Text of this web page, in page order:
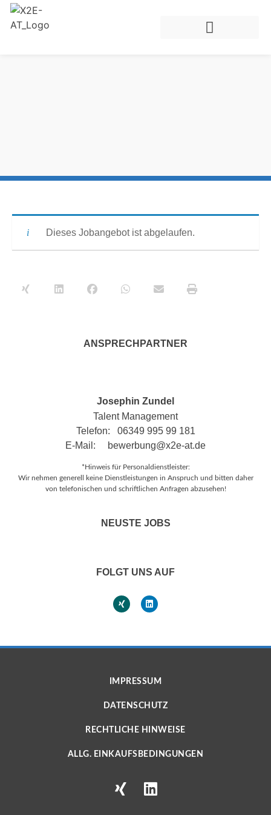
Dieses Jobangebot ist abgelaufen.
ANSPRECHPARTNER
Josephin Zundel
Talent Management
Telefon: 06349 995 99 181
E-Mail:
bewerbung@x2e-at.de
*Hinweis für Personaldienstleister:
Wir nehmen generell keine Dienstleistungen in Anspruch und bitten daher
von telefonischen und schriftlichen Anfragen abzusehen!
NEUSTE JOBS
FOLGT UNS AUF
IMPRESSUM
DATENSCHUTZ
RECHTLICHE HINWEISE
ALLG. EINKAUFSBEDINGUNGEN